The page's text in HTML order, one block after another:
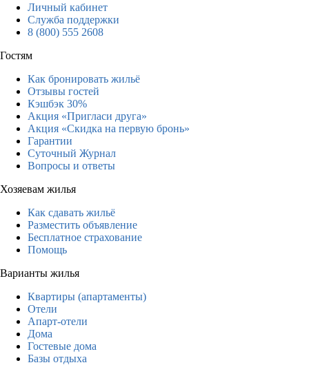
Личный кабинет
Служба поддержки
8 (800) 555 2608
Гостям
Как бронировать жильё
Отзывы гостей
Кэшбэк 30%
Акция «Пригласи друга»
Акция «Скидка на первую бронь»
Гарантии
Суточный Журнал
Вопросы и ответы
Хозяевам жилья
Как сдавать жильё
Разместить объявление
Бесплатное страхование
Помощь
Варианты жилья
Квартиры (апартаменты)
Отели
Апарт-отели
Дома
Гостевые дома
Базы отдыха